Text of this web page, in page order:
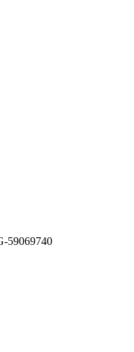
59069740